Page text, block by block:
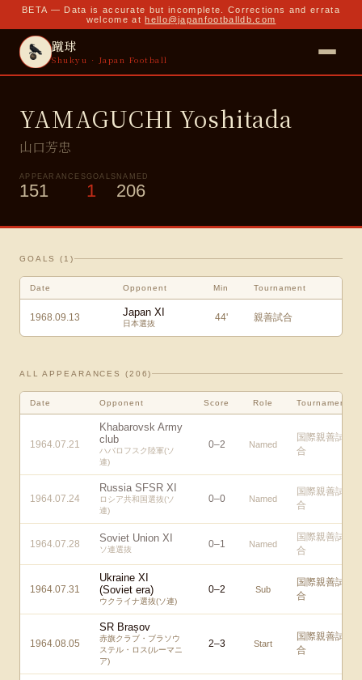
BETA — Data is accurate but incomplete. Corrections and errata
welcome at hello@japanfootballdb.com
蹴球
Shukyu · Japan Football
YAMAGUCHI Yoshitada
山口芳忠
APPEARANCES
151
GOALS
1
NAMED
206
GOALS ( 1 )
Date Opponent Min Tournament
1968.09.13 Japan XI
日本選抜
44' 親善試合
ALL APPEARANCES (206)
Date Opponent Score Role Tournament
1964.07.21
Khabarovsk Army
club
ハバロフスク陸軍(ソ
連)
0–2 Named
国際親善試
合
1964.07.24
Russia SFSR XI
ロシア共和国選抜(ソ
連)
0–0 Named
国際親善試
合
1964.07.28 Soviet Union XI
ソ連選抜 0–1 Named
国際親善試
合
1964.07.31
Ukraine XI
(Soviet era)
ウクライナ選抜(ソ連)
0–2 Sub
国際親善試
合
1964.08.05
SR Brașov
赤旗クラブ・ブラソウ
ステル・ロス(ルーマニ
ア)
2–3 Start
国際親善試
合